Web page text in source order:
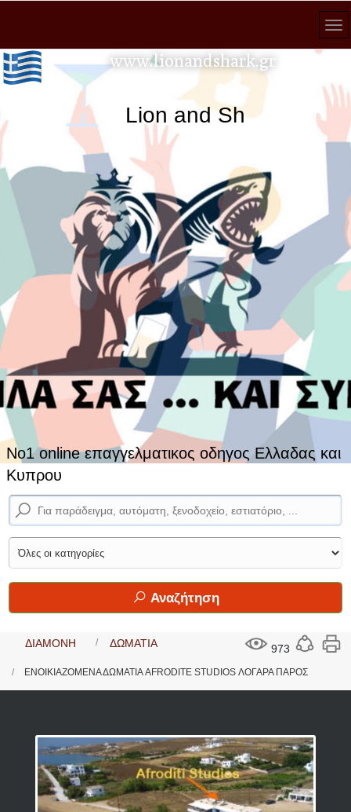
No1 online επαγγελματικος οδηγος Ελλαδας και
Κυπρου
www.lionandshark.gr
Lion and Shark κάθε
Αναζήτηση
973
ΔΙΑΜΟΝΗ ΔΩΜΑΤΙΑ
ΕΝΟΙΚΙΑΖΟΜΕΝΑ ΔΩΜΑΤΙΑ AFRODITE STUDIOS ΛΟΓΑΡΑ ΠΑΡΟΣ